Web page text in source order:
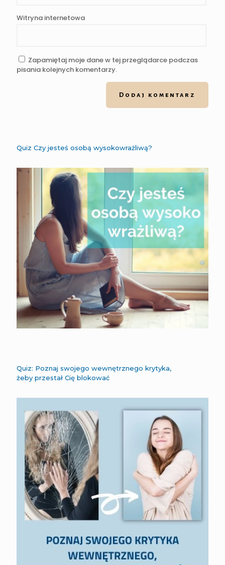
Witryna internetowa
Zapamiętaj moje dane w tej przeglądarce podczas
pisania kolejnych komentarzy.
Quiz Czy jesteś osobą wysokowrażliwą?
Quiz: Poznaj swojego wewnętrznego krytyka,
żeby przestał Cię blokować